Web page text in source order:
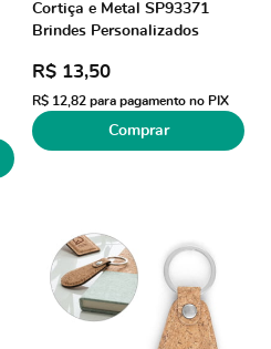
Cortiça e Metal SP93371
Brindes Personalizados
R$ 13,50
R$ 12,82 para pagamento no PIX
Comprar